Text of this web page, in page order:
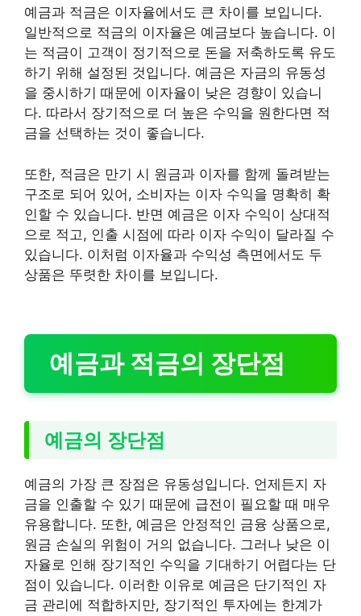
예금과 적금은 이자율에서도 큰 차이를 보입니다.
일반적으로 적금의 이자율은 예금보다 높습니다. 이
는 적금이 고객이 정기적으로 돈을 저축하도록 유도
하기 위해 설정된 것입니다. 예금은 자금의 유동성
을 중시하기 때문에 이자율이 낮은 경향이 있습니
다. 따라서 장기적으로 더 높은 수익을 원한다면 적
금을 선택하는 것이 좋습니다.
또한, 적금은 만기 시 원금과 이자를 함께 돌려받는
구조로 되어 있어, 소비자는 이자 수익을 명확히 확
인할 수 있습니다. 반면 예금은 이자 수익이 상대적
으로 적고, 인출 시점에 따라 이자 수익이 달라질 수
있습니다. 이처럼 이자율과 수익성 측면에서도 두
상품은 뚜렷한 차이를 보입니다.
예금과 적금의 장단점
예금의 장단점
예금의 가장 큰 장점은 유동성입니다. 언제든지 자
금을 인출할 수 있기 때문에 급전이 필요할 때 매우
유용합니다. 또한, 예금은 안정적인 금융 상품으로,
원금 손실의 위험이 거의 없습니다. 그러나 낮은 이
자율로 인해 장기적인 수익을 기대하기 어렵다는 단
점이 있습니다. 이러한 이유로 예금은 단기적인 자
금 관리에 적합하지만, 장기적인 투자에는 한계가